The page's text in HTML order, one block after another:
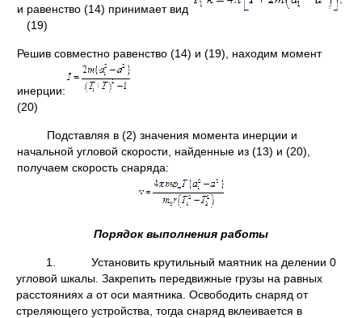
и равенство (14) принимает вид
(19)
Решив совместно равенство (14) и (19), находим момент
инерции:
(20)
Подставляя в (2) значения момента инерции и
начальной угловой скорости, найденные из (13) и (20),
получаем скорость снаряда:
Порядок выполнения работы
1. Установить крутильный маятник на делении 0
угловой шкалы. Закрепить пере­движные грузы на равных
расстояниях а от оси маятника. Освободить снаряд от
стреляю­щего устройства, тогда снаряд вклеивается в